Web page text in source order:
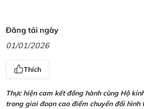
Đăng tải ngày
01/01/2026
Thích
Thực hiện cam kết đồng hành cùng Hộ
trong giai đoạn cao điểm chuyển đổi hình